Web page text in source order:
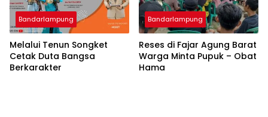
Bandarlampung
Melalui Tenun Songket
Cetak Duta Bangsa
Berkarakter
Bandarlampung
Reses di Fajar Agung Barat
Warga Minta Pupuk – Obat
Hama